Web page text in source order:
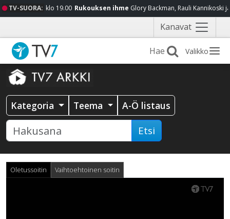
TV-SUORA: klo 19.00 Rukouksen ihme Glory Backman, Rauli Kannikoski
Kanavat Näytä
valikko
Valikko
Kategoria Teema A-Ö listaus
Etsi
Oletussoitin Vaihtoehtoinen soitin